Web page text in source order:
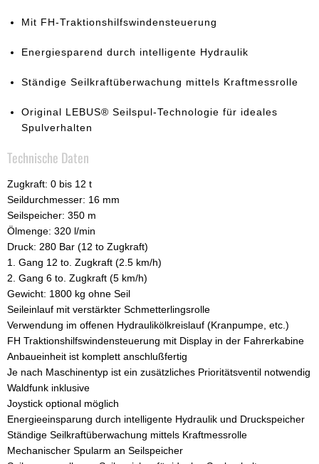
Mit FH-Traktionshilfswindensteuerung
Energiesparend durch intelligente Hydraulik
Ständige Seilkraftüberwachung mittels Kraftmessrolle
Original LEBUS® Seilspul-Technologie für ideales
Spulverhalten
Technische Daten
Zugkraft: 0 bis 12 t
Seildurchmesser: 16 mm
Seilspeicher: 350 m
Ölmenge: 320 l/min
Druck: 280 Bar (12 to Zugkraft)
1. Gang 12 to. Zugkraft (2.5 km/h)
2. Gang 6 to. Zugkraft (5 km/h)
Gewicht: 1800 kg ohne Seil
Seileinlauf mit verstärkter Schmetterlingsrolle
Verwendung im offenen Hydraulikölkreislauf (Kranpumpe, etc.)
FH Traktionshilfswindensteuerung mit Display in der Fahrerkabine
Anbaueinheit ist komplett anschlußfertig
Je nach Maschinentyp ist ein zusätzliches Prioritätsventil notwendig
Waldfunk inklusive
Joystick optional möglich
Energieeinsparung durch intelligente Hydraulik und Druckspeicher
Ständige Seilkraftüberwachung mittels Kraftmessrolle
Mechanischer Spularm an Seilspeicher